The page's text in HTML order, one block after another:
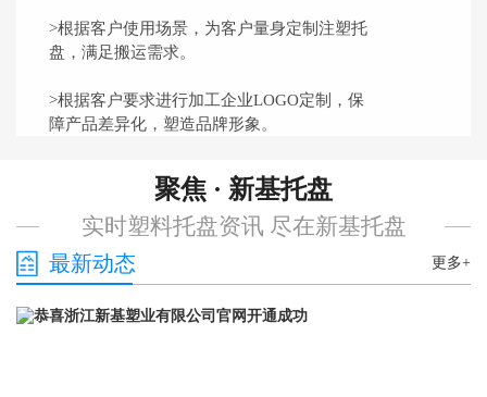
>根据客户使用场景，为客户量身定制注塑托
盘，满足搬运需求。
>根据客户要求进行加工企业LOGO定制，保
障产品差异化，塑造品牌形象。
聚焦 · 新基托盘
实时塑料托盘资讯 尽在新基托盘
更多+
最新动态